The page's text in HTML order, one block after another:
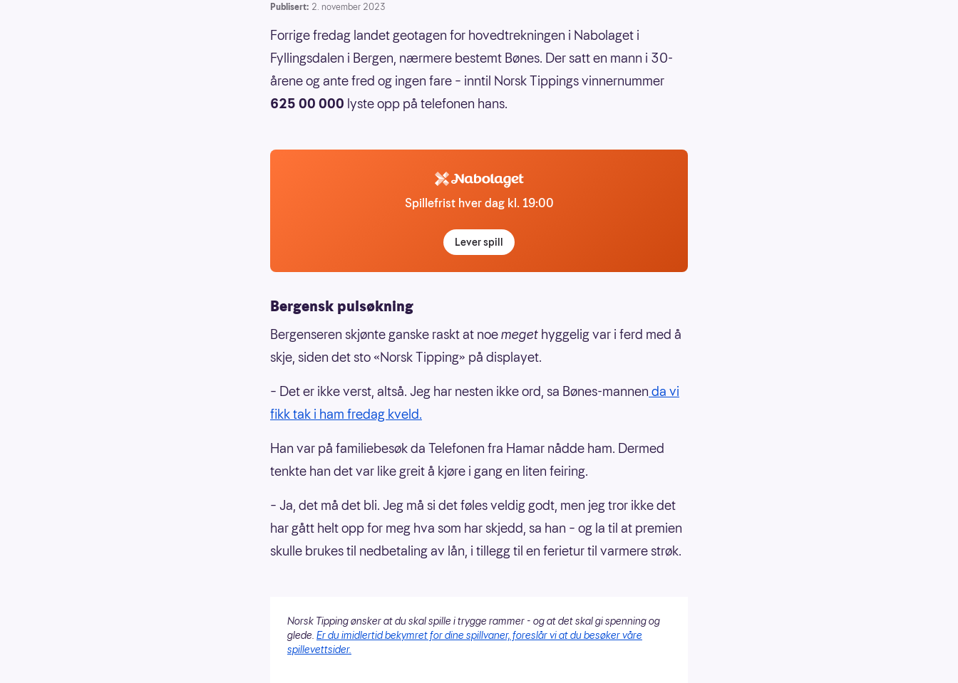
Publisert: 2. november 2023
Forrige fredag landet geotagen for hovedtrekningen i Nabolaget i
Fyllingsdalen i Bergen, nærmere bestemt Bønes. Der satt en mann i 30-
årene og ante fred og ingen fare – inntil Norsk Tippings vinnernummer
625 00 000 lyste opp på telefonen hans.
Spillefrist hver dag kl. 19:00
Lever spill
Bergensk pulsøkning
Bergenseren skjønte ganske raskt at noemeget hyggelig var i ferd med å
skje, siden det sto «Norsk Tipping» på displayet.
– Det er ikke verst, altså. Jeg har nesten ikke ord, sa Bønes-mannen da vi
fikk tak i ham fredag kveld.
Han var på familiebesøk da Telefonen fra Hamar nådde ham. Dermed
tenkte han det var like greit å kjøre i gang en liten feiring.
– Ja, det må det bli. Jeg må si det føles veldig godt, men jeg tror ikke det
har gått helt opp for meg hva som har skjedd, sa han – og la til at premien
skulle brukes til nedbetaling av lån, i tillegg til en ferietur til varmere strøk.
Norsk Tipping ønsker at du skal spille i trygge rammer - og at det skal gi spenning og
glede. Er du imidlertid bekymret for dine spillvaner, foreslår vi at du besøker våre
spillevettsider.